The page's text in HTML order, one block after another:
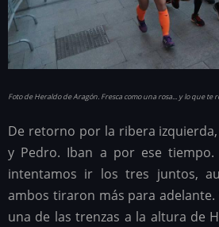
Foto de Heraldo de Aragón. Fresca como una rosa... y lo que te
De retorno por la ribera
y Pedro. Iban a por ese
intentamos ir los tres juntos,
ambos tiraron más para adelante.
una de las trenzas a la altura de